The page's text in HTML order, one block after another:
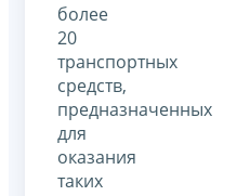
более
20
транспортных
средств,
предназначенных
для
оказания
таких